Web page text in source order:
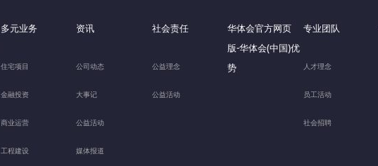
多元业务
住宅项目
金融投资
商业运营
工程建设
资讯
公司动态
大事记
公益活动
媒体报道
社会责任
公益理念
公益活动
华体会官方网页
版-华体会(中国)优
势
专业团队
人才理念
员工活动
社会招聘